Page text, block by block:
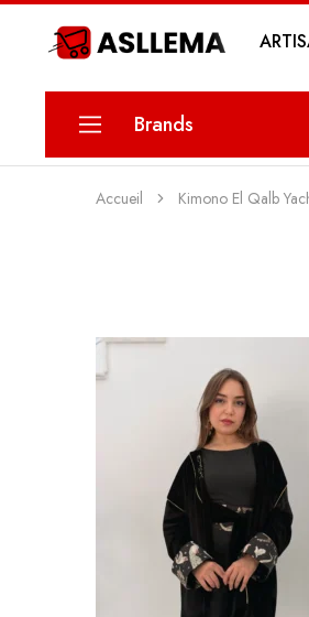
Asllema
Brands
KARINA
THE DATE
MY SWEETS PASTRY
MY STORY COSMETICS
Accueil Kimono El Qalb